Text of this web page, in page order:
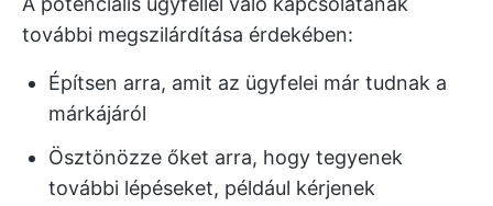
további megszilárdítása érdekében:
Építsen arra, amit az ügyfelei már tudnak a
márkájáról
Ösztönözze őket arra, hogy tegyenek
további lépéseket, például kérjenek